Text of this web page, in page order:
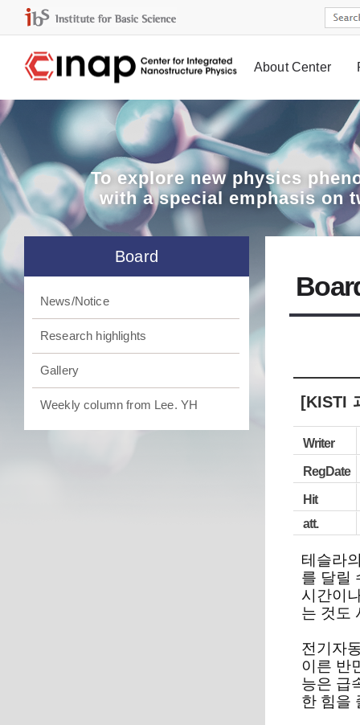
About Center
To explorenew physics
with a special emphasis on
Board
News/Notice
Research highlights
Gallery
Weekly column from Lee. YH [KISTI
Writer
RegDate
Hit
att.
테슬라
를 달릴
시간이
는 것도
전기자
이른 반
능은 급
한 힘을